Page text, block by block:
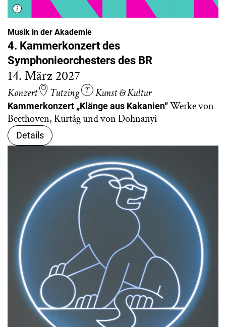
Musik in der Akademie
4. Kammerkonzert des
Symphonieorchesters des BR
14. März 2027
Konzert Tutzing Kunst & Kultur
Kammerkonzert „Klänge aus Kakanien“Werke von
Beethoven, Kurtág und von Dohnanyi
Details